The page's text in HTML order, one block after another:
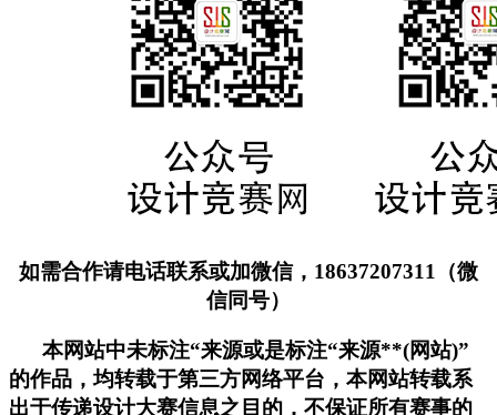
如需合作请电话联系或加微信，18637207311（微
信同号）
本网站中未标注“来源或是标注“来源**(网站)”
的作品，均转载于第三方网络平台，本网站转载系
出于传递设计大赛信息之目的，不保证所有赛事的